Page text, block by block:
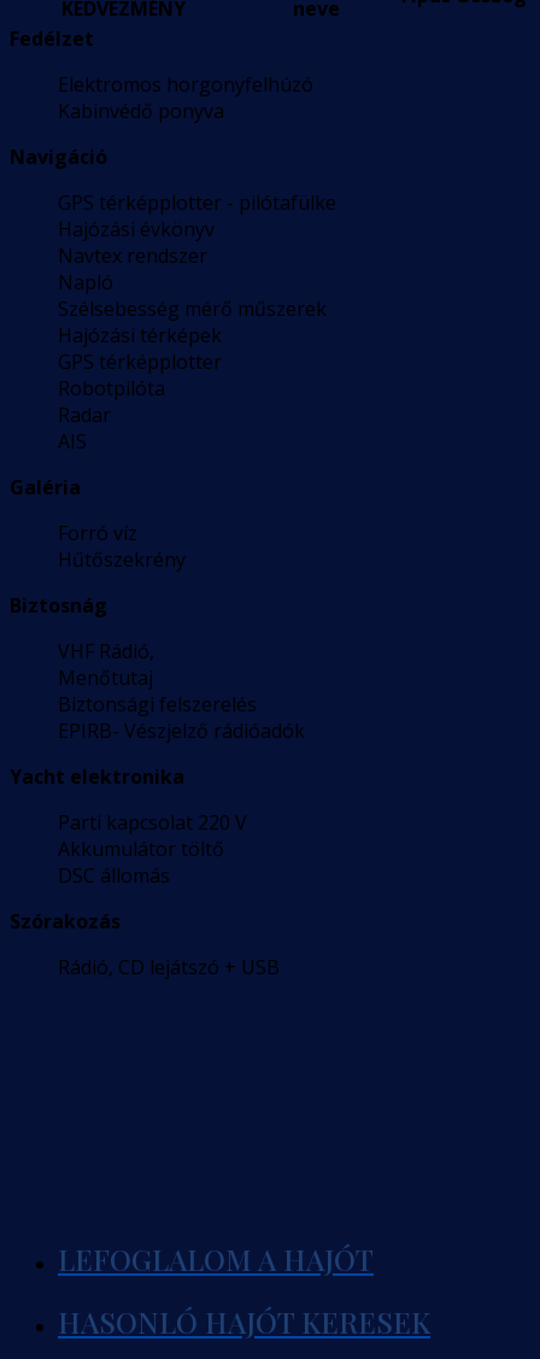
KEDVEZMÉNY neve
Fedélzet
Elektromos horgonyfelhúzó
Kabinvédő ponyva
Navigáció
GPS térképplotter - pilótafülke
Hajózási évkönyv
Navtex rendszer
Napló
Szélsebesség mérő műszerek
Hajózási térképek
GPS térképplotter
Robotpilóta
Radar
AIS
Galéria
Forró víz
Hűtőszekrény
Biztosnág
VHF Rádió,
Menőtutaj
Biztonsági felszerelés
EPIRB- Vészjelző rádióadók
Yacht elektronika
Parti kapcsolat 220 V
Akkumulátor töltő
DSC állomás
Szórakozás
Rádió, CD lejátszó + USB
LEFOGLALOM A HAJÓT
HASONLÓ HAJÓT KERESEK